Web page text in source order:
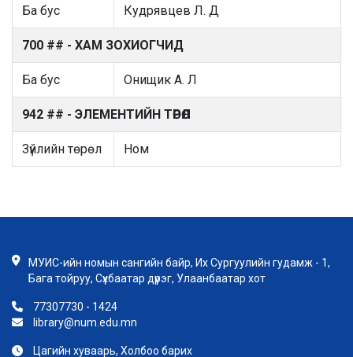
Ба бус Кудрявцев Л. Д
700 ## - ХАМ ЗОХИОГЧИД
Ба бус Онищик А. Л
942 ## - ЭЛЕМЕНТИЙН ТӨРӨЛ
Зүйлийн төрөл Ном
МУИС-ийн номын сангийн байр, Их Сургуулийн гудамж - 1,
Бага тойруу, Сүхбаатар дүүрэг, Улаанбаатар хот
77307730 - 1424
library@num.edu.mn
Цагийн хуваарь, Холбоо барих